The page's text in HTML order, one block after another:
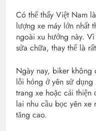
Có thể thấy Việt Nam
lượng xe máy lớn nhất
ngoài xu hướng này.
sửa chữa, thay thế là
Ngày nay, biker
lỗi hỏng ở yên sử
trang xe hoặc cải thiện
lai nhu cầu bọc yên
tăng cao.